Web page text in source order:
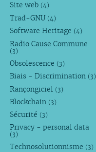
Site web (4)
Trad-GNU (4)
Software Heritage (4)
Radio Cause Commune
(3)
Obsolescence (3)
Biais - Discrimination (3)
Rançongiciel (3)
Blockchain (3)
Sécurité (3)
Privacy - personal data
(3)
Technosolutionnisme (3)